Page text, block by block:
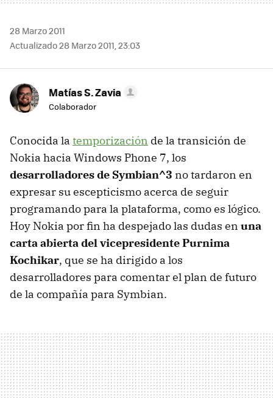
28 Marzo 2011
Actualizado 28 Marzo 2011, 23:03
Matías S. Zavia
Colaborador
Conocida la temporización de la transición de
Nokia hacia Windows Phone 7, los
desarrolladores de Symbian^3 no tardaron en
expresar su escepticismo acerca de seguir
programando para la plataforma, como es lógico.
Hoy Nokia por fin ha despejado las dudas en una
carta abierta del vicepresidente Purnima
Kochikar, que se ha dirigido a los
desarrolladores para comentar el plan de futuro
de la compañía para Symbian.